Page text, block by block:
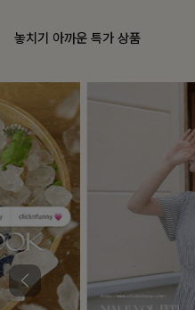
놓치기 아까운 특가 상품